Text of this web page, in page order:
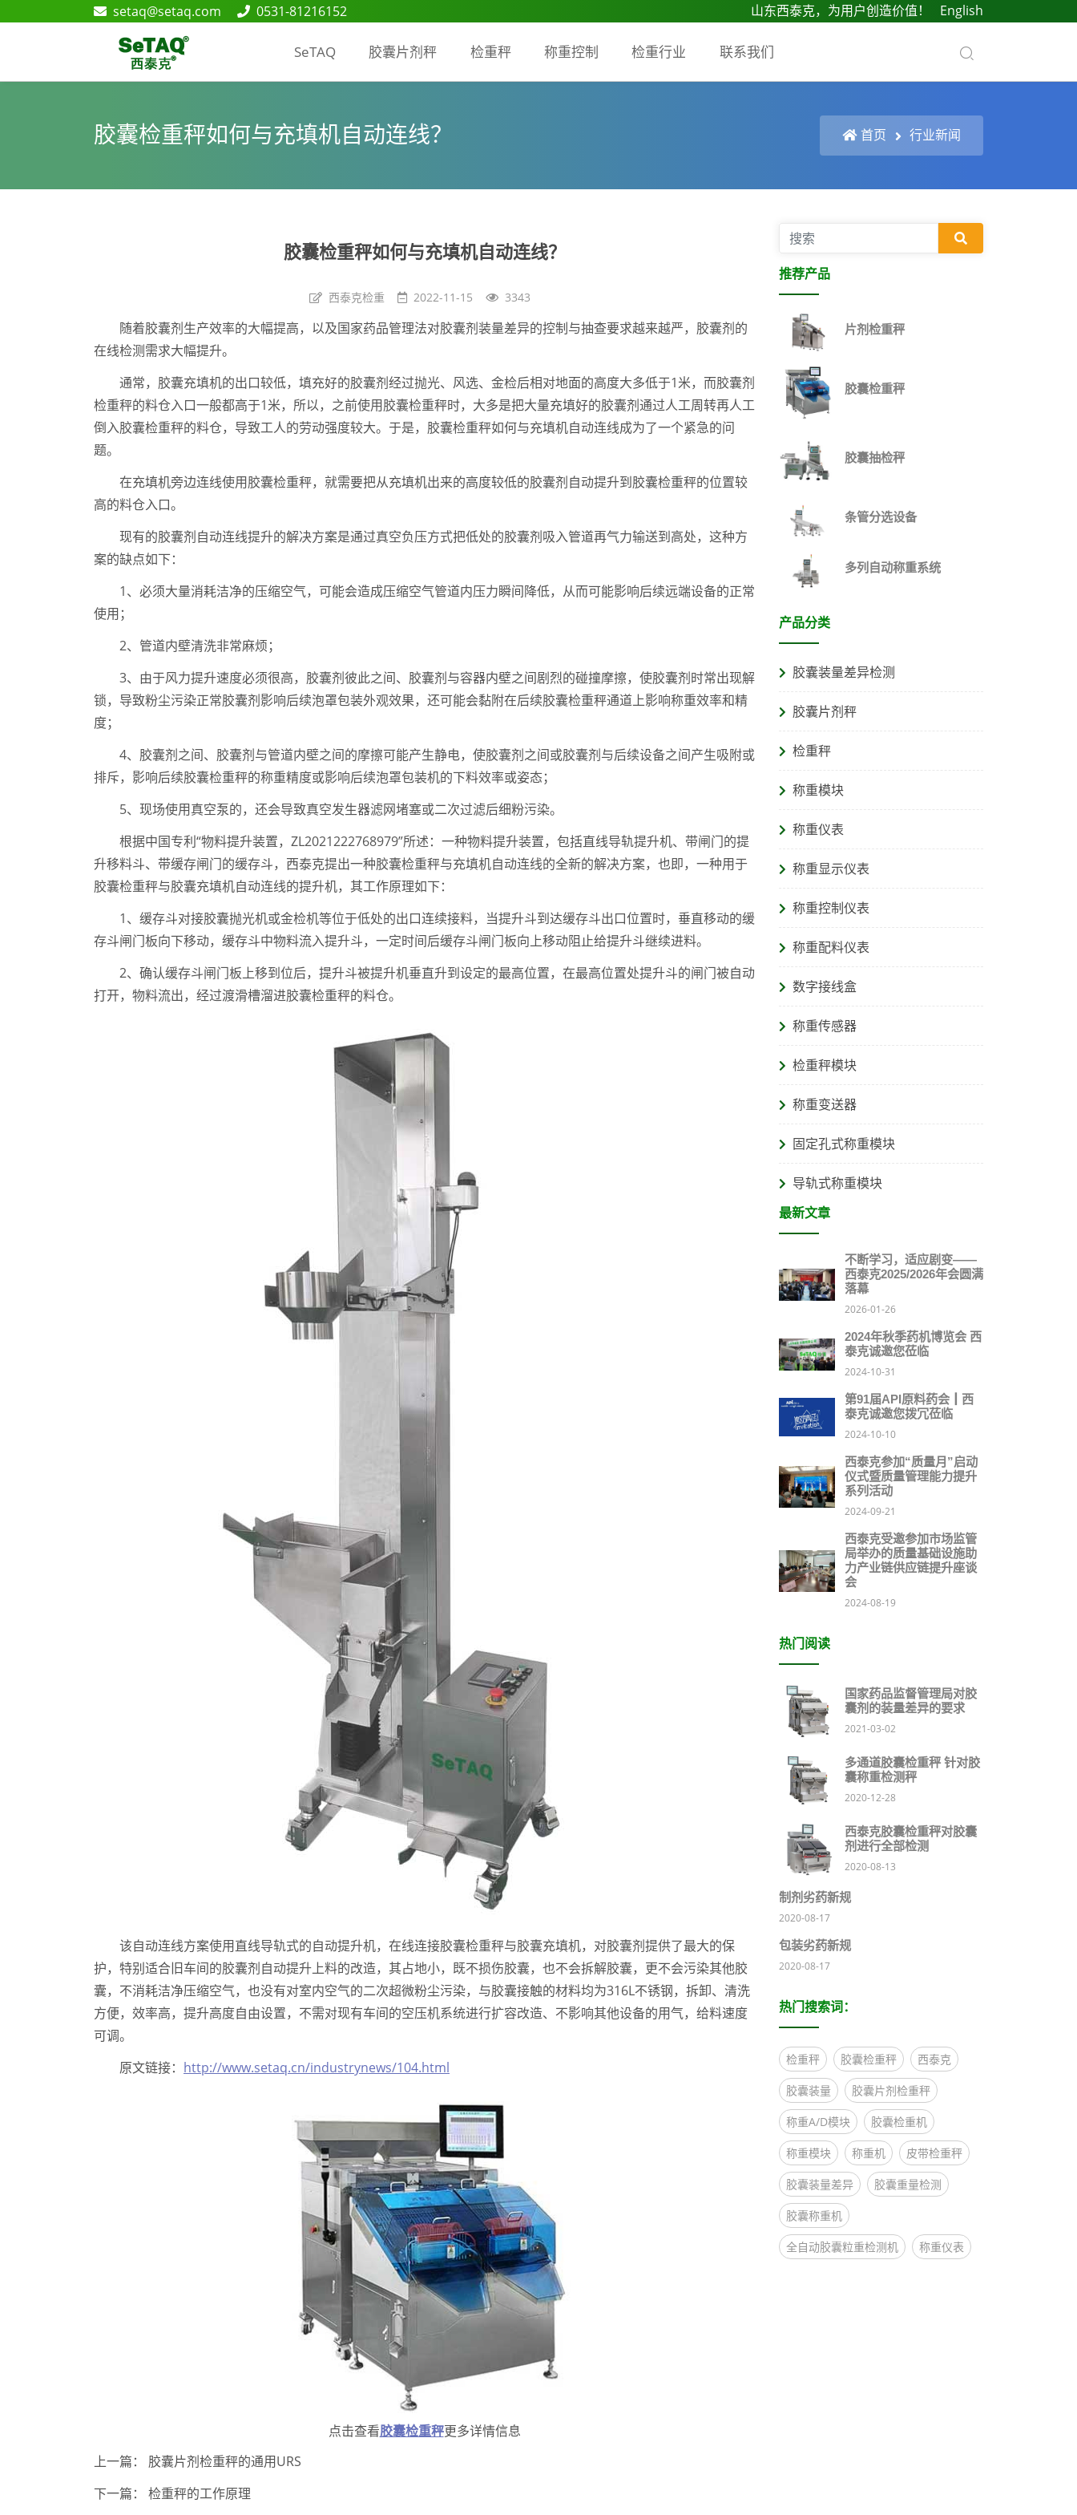
setaq@setaq.com 0531-81216152 山东西泰克，为用户创造价值！ English
SeTAQ 胶囊片剂秤 检重秤 称重控制 检重行业 联系我们
胶囊检重秤如何与充填机自动连线？ 首页 行业新闻
推荐产品
片剂检重秤
胶囊检重秤
胶囊抽检秤
条管分选设备
多列自动称重系统
产品分类
胶囊装量差异检测
胶囊片剂秤
检重秤
称重模块
称重仪表
称重显示仪表
称重控制仪表
称重配料仪表
数字接线盒
称重传感器
检重秤模块
称重变送器
固定孔式称重模块
导轨式称重模块
最新文章
不断学习，适应剧变——
西泰克2025/2026年会圆满
落幕
2026-01-26
2024年秋季药机博览会 西
泰克诚邀您莅临
2024-10-31
第91届API原料药会┃西
泰克诚邀您拨冗莅临
2024-10-10
西泰克参加“质量月”启动
仪式暨质量管理能力提升
系列活动
2024-09-21
西泰克受邀参加市场监管
局举办的质量基础设施助
力产业链供应链提升座谈
会
2024-08-19
热门阅读
国家药品监督管理局对胶
囊剂的装量差异的要求
2021-03-02
多通道胶囊检重秤 针对胶
囊称重检测秤
2020-12-28
西泰克胶囊检重秤对胶囊
剂进行全部检测
2020-08-13
制剂劣药新规
2020-08-17
包装劣药新规
2020-08-17
热门搜索词：
检重秤 胶囊检重秤 西泰克
胶囊装量 胶囊片剂检重秤
称重A/D模块 胶囊检重机
称重模块 称重机 皮带检重秤
胶囊装量差异 胶囊重量检测
胶囊称重机
全自动胶囊粒重检测机 称重仪表
胶囊检重秤如何与充填机自动连线？
西泰克检重 2022-11-15 3343
随着胶囊剂生产效率的大幅提高，以及国家药品管理法对胶囊剂装量差异的控制与抽查要求越来越严，胶囊剂的
在线检测需求大幅提升。
通常，胶囊充填机的出口较低，填充好的胶囊剂经过抛光、风选、金检后相对地面的高度大多低于1米，而胶囊剂
检重秤的料仓入口一般都高于1米，所以，之前使用胶囊检重秤时，大多是把大量充填好的胶囊剂通过人工周转再人工
倒入胶囊检重秤的料仓，导致工人的劳动强度较大。于是，胶囊检重秤如何与充填机自动连线成为了一个紧急的问
题。
在充填机旁边连线使用胶囊检重秤，就需要把从充填机出来的高度较低的胶囊剂自动提升到胶囊检重秤的位置较
高的料仓入口。
现有的胶囊剂自动连线提升的解决方案是通过真空负压方式把低处的胶囊剂吸入管道再气力输送到高处，这种方
案的缺点如下：
1、必须大量消耗洁净的压缩空气，可能会造成压缩空气管道内压力瞬间降低，从而可能影响后续远端设备的正常
使用；
2、管道内壁清洗非常麻烦；
3、由于风力提升速度必须很高，胶囊剂彼此之间、胶囊剂与容器内壁之间剧烈的碰撞摩擦，使胶囊剂时常出现解
锁，导致粉尘污染正常胶囊剂影响后续泡罩包装外观效果，还可能会黏附在后续胶囊检重秤通道上影响称重效率和精
度；
4、胶囊剂之间、胶囊剂与管道内壁之间的摩擦可能产生静电，使胶囊剂之间或胶囊剂与后续设备之间产生吸附或
排斥，影响后续胶囊检重秤的称重精度或影响后续泡罩包装机的下料效率或姿态；
5、现场使用真空泵的，还会导致真空发生器滤网堵塞或二次过滤后细粉污染。
根据中国专利“物料提升装置，ZL2021222768979”所述：一种物料提升装置，包括直线导轨提升机、带闸门的提
升移料斗、带缓存闸门的缓存斗，西泰克提出一种胶囊检重秤与充填机自动连线的全新的解决方案，也即，一种用于
胶囊检重秤与胶囊充填机自动连线的提升机，其工作原理如下：
1、缓存斗对接胶囊抛光机或金检机等位于低处的出口连续接料，当提升斗到达缓存斗出口位置时，垂直移动的缓
存斗闸门板向下移动，缓存斗中物料流入提升斗，一定时间后缓存斗闸门板向上移动阻止给提升斗继续进料。
2、确认缓存斗闸门板上移到位后，提升斗被提升机垂直升到设定的最高位置，在最高位置处提升斗的闸门被自动
打开，物料流出，经过渡滑槽溜进胶囊检重秤的料仓。
该自动连线方案使用直线导轨式的自动提升机，在线连接胶囊检重秤与胶囊充填机，对胶囊剂提供了最大的保
护，特别适合旧车间的胶囊剂自动提升上料的改造，其占地小，既不损伤胶囊，也不会拆解胶囊，更不会污染其他胶
囊，不消耗洁净压缩空气，也没有对室内空气的二次超微粉尘污染，与胶囊接触的材料均为316L不锈钢，拆卸、清洗
方便，效率高，提升高度自由设置，不需对现有车间的空压机系统进行扩容改造、不影响其他设备的用气，给料速度
可调。
原文链接： http://www.setaq.cn/industrynews/104.html
点击查看胶囊检重秤更多详情信息
上一篇：
胶囊片剂检重秤的通用URS
下一篇：
检重秤的工作原理